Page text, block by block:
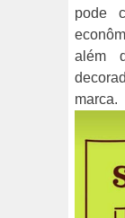
pode
além
marca.